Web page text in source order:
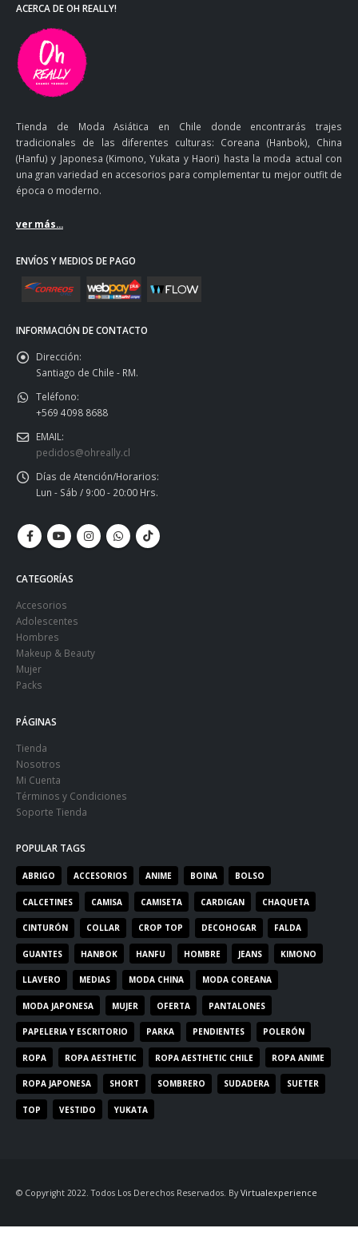
ACERCA DE OH REALLY!
Tienda de Moda Asiática en Chile donde encontrarás trajes
tradicionales de las diferentes culturas: Coreana (Hanbok), China
(Hanfu) y Japonesa (Kimono, Yukata y Haori) hasta la moda actual con
una gran variedad en accesorios para complementar tu mejor outfit de
época o moderno.
ver más...
ENVÍOS Y MEDIOS DE PAGO
INFORMACIÓN DE CONTACTO
Dirección:
Santiago de Chile - RM.
Teléfono:
+569 4098 8688
EMAIL:
pedidos@ohreally.cl
Días de Atención/Horarios:
Lun - Sáb / 9:00 - 20:00 Hrs.
CATEGORÍAS
Accesorios
Adolescentes
Hombres
Makeup & Beauty
Mujer
Packs
PÁGINAS
Tienda
Nosotros
Mi Cuenta
Términos y Condiciones
Soporte Tienda
POPULAR TAGS
ABRIGO ACCESORIOS ANIME BOINA BOLSO
CALCETINES CAMISA CAMISETA CARDIGAN CHAQUETA
CINTURÓN COLLAR CROP TOP DECOHOGAR FALDA
GUANTES HANBOK HANFU HOMBRE JEANS KIMONO
LLAVERO MEDIAS MODA CHINA MODA COREANA
MODA JAPONESA MUJER OFERTA PANTALONES
PAPELERIA Y ESCRITORIO PARKA PENDIENTES POLERÓN
ROPA ROPA AESTHETIC ROPA AESTHETIC CHILE ROPA ANIME
ROPA JAPONESA SHORT SOMBRERO SUDADERA SUETER
TOP VESTIDO YUKATA
© Copyright 2022. Todos Los Derechos Reservados. By Virtualexperience